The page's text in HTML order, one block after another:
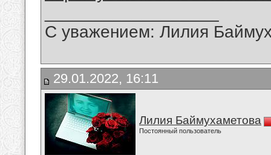
С уважением: Лилия
29.01.2022, 16:11
Лилия Баймухаметова
Постоянный пользователь